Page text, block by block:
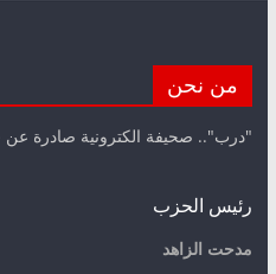
من نحن
"درب".. صحيفة الكترونية صادرة عن
رئيس الحزب
مدحت الزاهد